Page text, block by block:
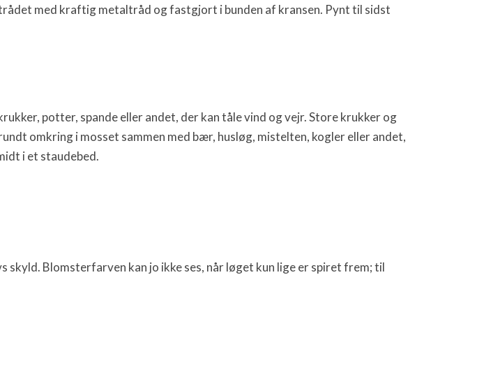
med kraftig metaltråd og fastgjort i bunden af kransen. Pynt til sidst
potter, spande eller andet, der kan tåle vind og vejr. Store krukker og
omkring i mosset sammen med bær, husløg, mistelten, kogler eller andet,
i et staudebed.
Blomsterfarven kan jo ikke ses, når løget kun lige er spiret frem; til